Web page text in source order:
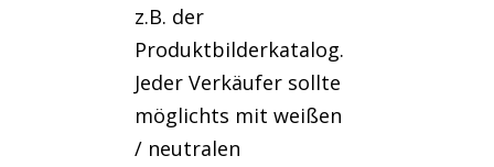
z.B. der
Produktbilderkatalog.
Jeder Verkäufer sollte
möglichts mit weißen
/ neutralen